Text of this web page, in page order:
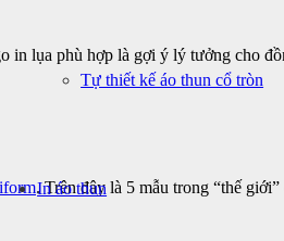
Tự thiết kế áo thun cổ tròn
In áo thun
lụa phù hợp là gợi ý lý tưởng cho
. Trên đây là 5 mẫu trong “thế